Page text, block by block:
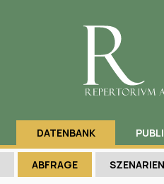
DATENBANK
ABFRAGE SZENARIEN